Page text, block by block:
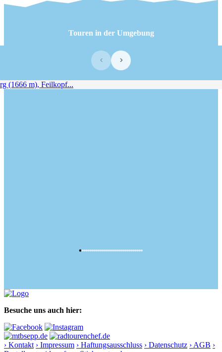
Touren in der Umgebung
‹ ›
Besuche uns auch hier:
› Kontakt › Impressum › Haftungsausschluss › Datenschutz › AGB ›